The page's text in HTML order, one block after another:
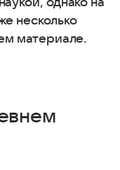
несколько
материале.